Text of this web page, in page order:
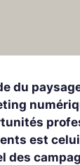
du
est
des